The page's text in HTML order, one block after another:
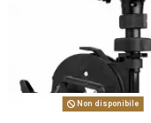
Non disponibile